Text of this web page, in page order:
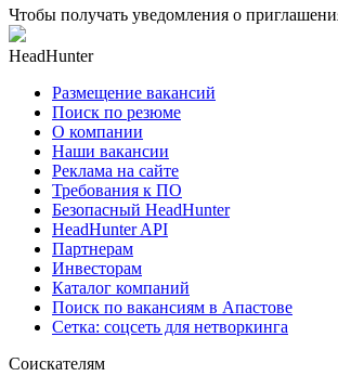
Чтобы получать уведомления о
HeadHunter
Размещение вакансий
Поиск по резюме
О компании
Наши вакансии
Реклама на сайте
Требования к ПО
Безопасный HeadHunter
HeadHunter API
Партнерам
Инвесторам
Каталог компаний
Поиск по вакансиям в Апастове
Сетка: соцсеть для нетворкинга
Соискателям